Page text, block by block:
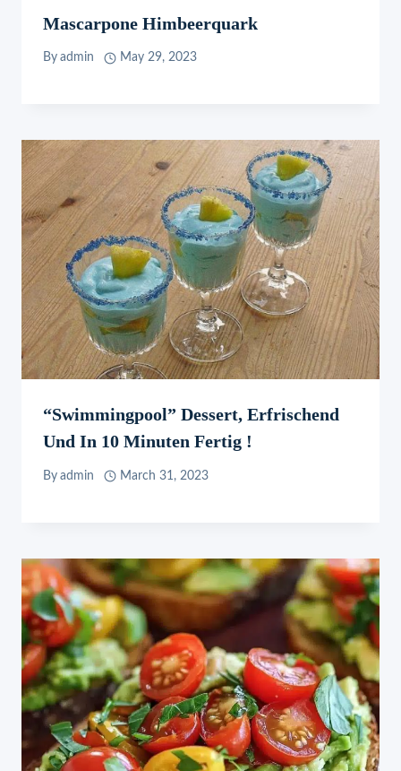
Mascarpone Himbeerquark
By admin May 29, 2023
“Swimmingpool” Dessert, Erfrischend
Und In 10 Minuten Fertig !
By admin March 31, 2023